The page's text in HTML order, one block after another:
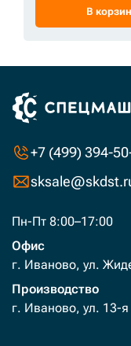
В
+7 (499) 394-
Пн-Пт 8:00–17:00
Офис
г. Иваново, ул.
Производство
г. Иваново, ул. 13-